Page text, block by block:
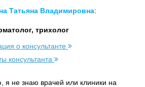
Татьяна Владимировна:
трихолог
о консультанте
консультанта
я не знаю врачей или клиники на